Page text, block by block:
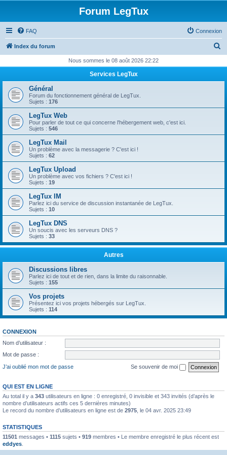
Forum LegTux
FAQ Connexion
Index du forum
h
r
Nous sommes le 08 août 2026 22:22
Services LegTux
Général
Forum du fonctionnement général de LegTux.
Sujets : 176
LegTux Web
Pour parler de tout ce qui concerne l'hébergement web, c'est ici.
Sujets : 546
LegTux Mail
Un problème avec la messagerie ? C'est ici !
Sujets : 62
LegTux Upload
Un problème avec vos fichiers ? C'est ici !
Sujets : 19
LegTux IM
Parlez ici du service de discussion instantanée de LegTux.
Sujets : 10
LegTux DNS
Un soucis avec les serveurs DNS ?
Sujets : 33
Autres
Discussions libres
Parlez ici de tout et de rien, dans la limite du raisonnable.
Sujets : 155
Vos projets
Présentez ici vos projets hébergés sur LegTux.
Sujets : 114
CONNEXION
Nom d’utilisateur :
Mot de passe :
J’ai oublié mon mot de passe
Se souvenir de moi
QUI EST EN LIGNE
Au total il y a 343 utilisateurs en ligne : 0 enregistré, 0 invisible et 343 invités (d’après le
nombre d’utilisateurs actifs ces 5 dernières minutes)
Le record du nombre d’utilisateurs en ligne est de 2975 , le 04 avr. 2025 23:49
STATISTIQUES
11501 messages • 1115 sujets • 919 membres • Le membre enregistré le plus récent est
eddyes